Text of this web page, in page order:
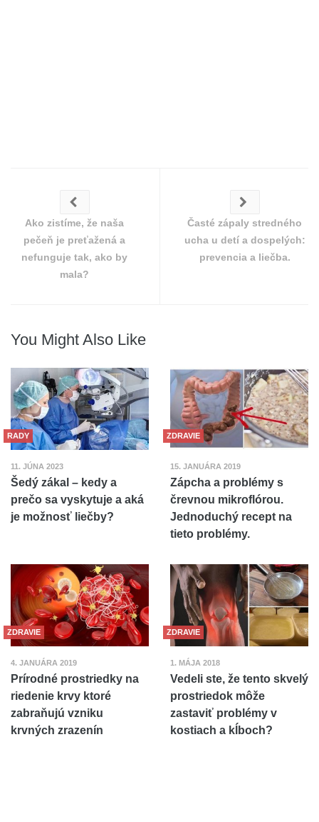
Ako zistíme, že naša
pečeň je preťažená a
nefunguje tak, ako by
mala?
Časté zápaly stredného
ucha u detí a dospelých:
prevencia a liečba.
You Might Also Like
RADY
11. JÚNA 2023
Šedý zákal – kedy a
prečo sa vyskytuje a aká
je možnosť liečby?
ZDRAVIE
15. JANUÁRA 2019
Zápcha a problémy s
črevnou mikroflórou.
Jednoduchý recept na
tieto problémy.
ZDRAVIE
4. JANUÁRA 2019
Prírodné prostriedky na
riedenie krvy ktoré
zabraňujú vzniku
krvných zrazenín
ZDRAVIE
1. MÁJA 2018
Vedeli ste, že tento skvelý
prostriedok môže
zastaviť problémy v
kostiach a kĺboch?